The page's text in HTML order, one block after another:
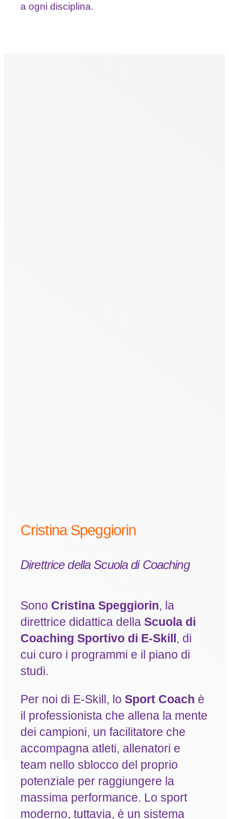
a ogni disciplina.
Cristina Speggiorin
Direttrice della Scuola di Coaching
Sono Cristina Speggiorin, la
direttrice didattica della Scuola di
Coaching Sportivo di E-Skill , di
cui curo i programmi e il piano di
studi.
Per noi di E-Skill, lo Sport Coach è
il professionista che allena la mente
dei campioni, un facilitatore che
accompagna atleti, allenatori e
team nello sblocco del proprio
potenziale per raggiungere la
massima performance. Lo sport
moderno, tuttavia, è un sistema